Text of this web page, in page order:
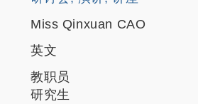
Miss Qinxuan CAO
英文
教职员
研究生